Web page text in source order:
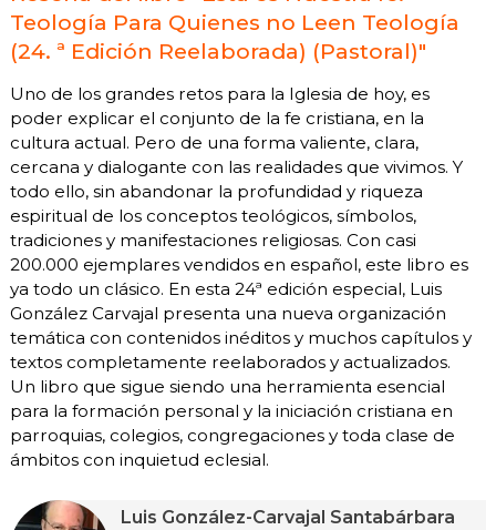
Teología Para Quienes no Leen Teología
(24. ª Edición Reelaborada) (Pastoral)"
Uno de los grandes retos para la Iglesia de hoy, es
poder explicar el conjunto de la fe cristiana, en la
cultura actual. Pero de una forma valiente, clara,
cercana y dialogante con las realidades que vivimos. Y
todo ello, sin abandonar la profundidad y riqueza
espiritual de los conceptos teológicos, símbolos,
tradiciones y manifestaciones religiosas. Con casi
200.000 ejemplares vendidos en español, este libro es
ya todo un clásico. En esta 24ª edición especial, Luis
González Carvajal presenta una nueva organización
temática con contenidos inéditos y muchos capítulos y
textos completamente reelaborados y actualizados.
Un libro que sigue siendo una herramienta esencial
para la formación personal y la iniciación cristiana en
parroquias, colegios, congregaciones y toda clase de
ámbitos con inquietud eclesial.
Luis González-Carvajal Santabárbara